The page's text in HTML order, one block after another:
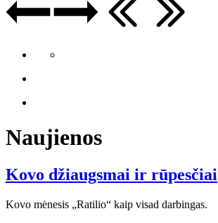
Naujienos
Kovo džiaugsmai ir rūpesčiai
Kovo mėnesis „Ratilio“ kaip visad darbingas.